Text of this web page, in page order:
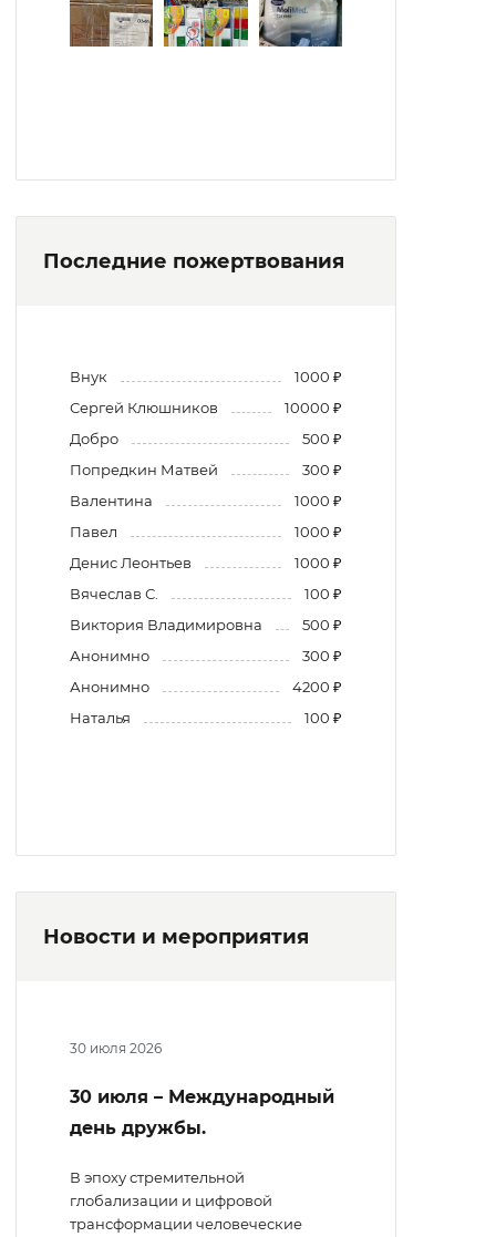
Последние пожертвования
Внук
1000 ₽
Сергей Клюшников
10000 ₽
Добро
500 ₽
Попредкин Матвей
300 ₽
Валентина
1000 ₽
Павел
1000 ₽
Денис Леонтьев
1000 ₽
Вячеслав С.
100 ₽
Виктория Владимировна
500 ₽
Анонимно
300 ₽
Анонимно
4200 ₽
Наталья
100 ₽
Новости и мероприятия
30 июля 2026
30 июля – Международный
день дружбы.
В эпоху стремительной
глобализации и цифровой
трансформации человеческие